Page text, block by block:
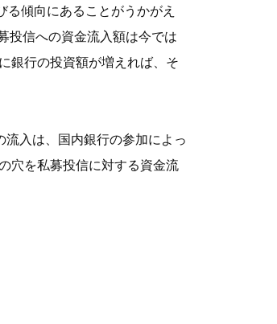
傾向にあることがうかがえ
投信への資金流入額は今では
銀行の投資額が増えれば、そ
入は、国内銀行の参加によっ
穴を私募投信に対する資金流